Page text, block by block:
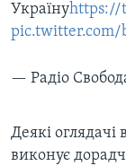
Українуhttps://
pic.twitter.com/
— Радіо
Деякі
виконує